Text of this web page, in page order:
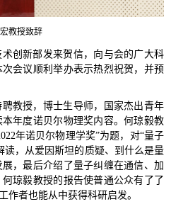
教授致辞
创新部发来贺信，向与会的广大科
会议顺利举办表示热烈祝贺，并预
教授，博士生导师，国家杰出青年
年度诺贝尔物理奖内容。何琼毅教
年诺贝尔物理学奖”为题，对“量子
读，从爱因斯坦的质疑、到什么是量
，最后介绍了量子纠缠在通信、加
琼毅教授的报告使普通公众有了了
作者也能从中获得科研启发。